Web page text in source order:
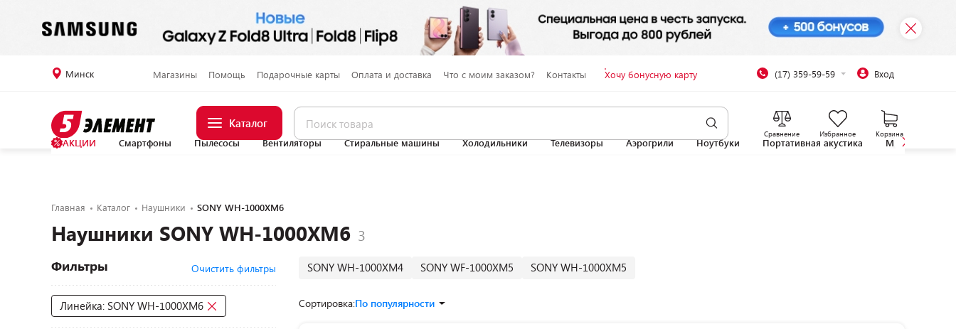
Минск Магазины Помощь Подарочные карты Оплата и доставка Что с моим заказом? Контакты Хочу бонусную карту (17) 359-59-59 Вход
Каталог
Сравнение Избранное Корзина
АКЦИИ Смартфоны Пылесосы Вентиляторы Стиральные машины Холодильники Телевизоры Аэрогрили Ноутбуки Портативная акустика
Главная Каталог Наушники SONY WH-1000XM6
Наушники SONY WH-1000XM6
Фильтры Очистить фильтры
Линейка: SONY WH-1000XM6
SONY WH-1000XM4 SONY WF-1000XM5 SONY WH-1000XM5
Сортировка:По популярности